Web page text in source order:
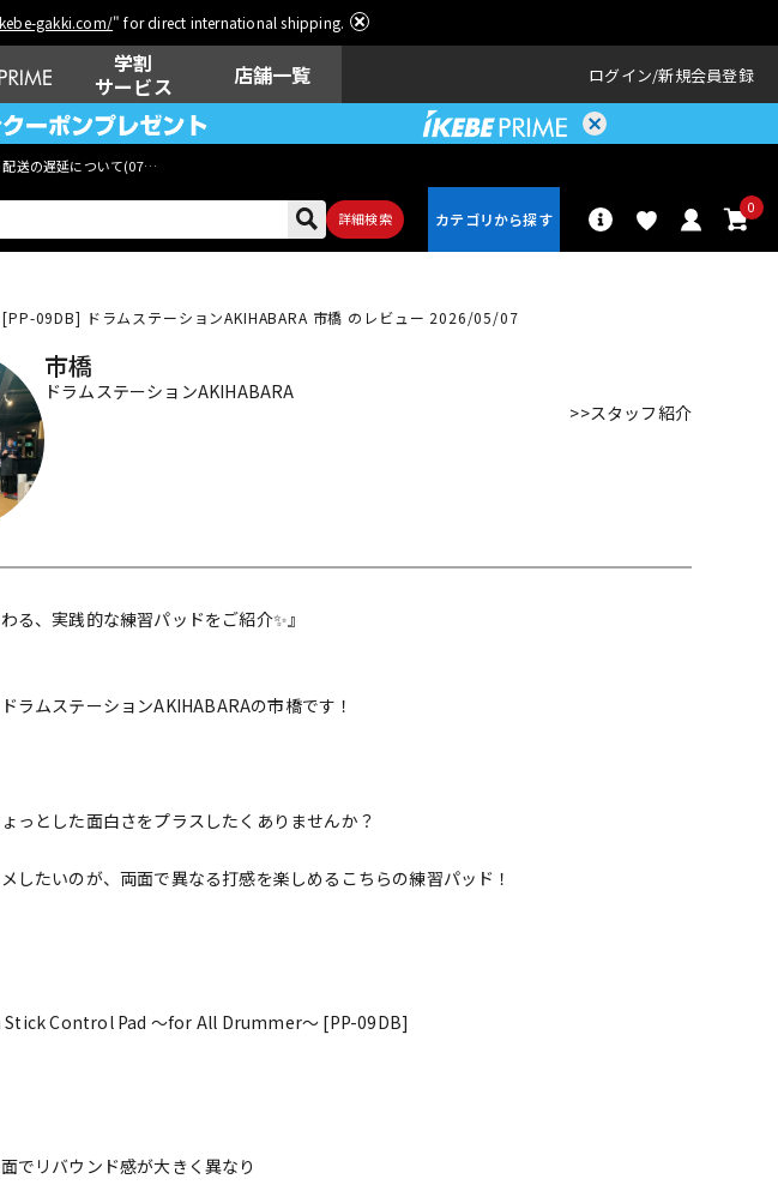
gakki.com/" for direct international shipping.
学割
サービス
店舗一覧 ログイン 新規会員登録
配送の遅延について(07月29日
詳細検索
0
グ機器 機器 リ
09DB] ドラムステーションAKIHABARA 市橋 のレビュー 2026/05/07
市橋
ドラムステーションAKIHABARA
>>スタッフ紹介
る、実践的な練習パッドをご紹介✨』
ラムステーションAKIHABARAの市橋です！
っとした面白さをプラスしたくありませんか？
したいのが、両面で異なる打感を楽しめるこちらの練習パッド！
Control Pad ～for All Drummer～ [PP-09DB]
でリバウンド感が大きく異なり